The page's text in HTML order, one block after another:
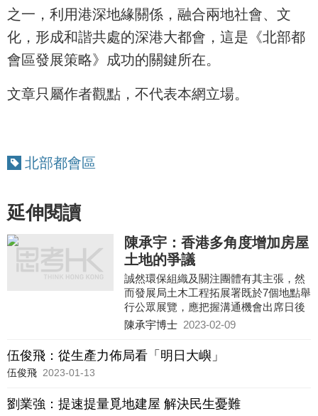
之一，利用港深地緣關係，融合兩地社會、文
化，形成和諧共處的深港大都會，這是《北部都
會區發展策略》成功的關鍵所在。
文章只屬作者觀點，不代表本網立場。
北部都會區
延伸閱讀
陳承宇：香港多角度增加房屋
土地的爭議
誠然環保組織及關注團體有其主張，然
而發展局土木工程拓展署既於7個地點舉
行公眾展覽，應把握溝通機會出席日後
發展局邀請的會議，及參與諮詢去提供
的環境問題，共創香港未來。
陳承宇博士 2023-02-09
伍俊飛：從生產力佈局看「明日大嶼」
伍俊飛 2023-01-13
劉業強：提速提量覓地建屋 解決民生憂難